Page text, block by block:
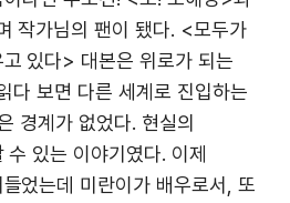
작가님의 팬이 됐다. <모두가
있다> 대본은 위로가 되는
다 보면 다른 세계로 진입하는
경계가 없었다. 현실의
있는 이야기였다. 이제
었는데 미란이가 배우로서, 또